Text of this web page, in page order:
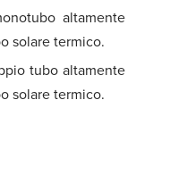
altamente
solare termico.
tubo altamente
solare termico.